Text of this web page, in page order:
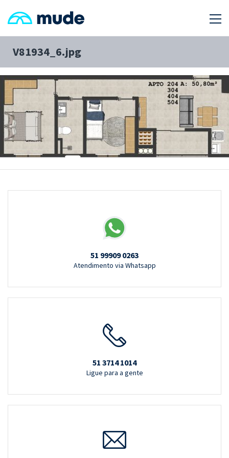
V81934_6.jpg
51 99909 0263
Atendimento via Whatsapp
51 3714 1014
Ligue para a gente